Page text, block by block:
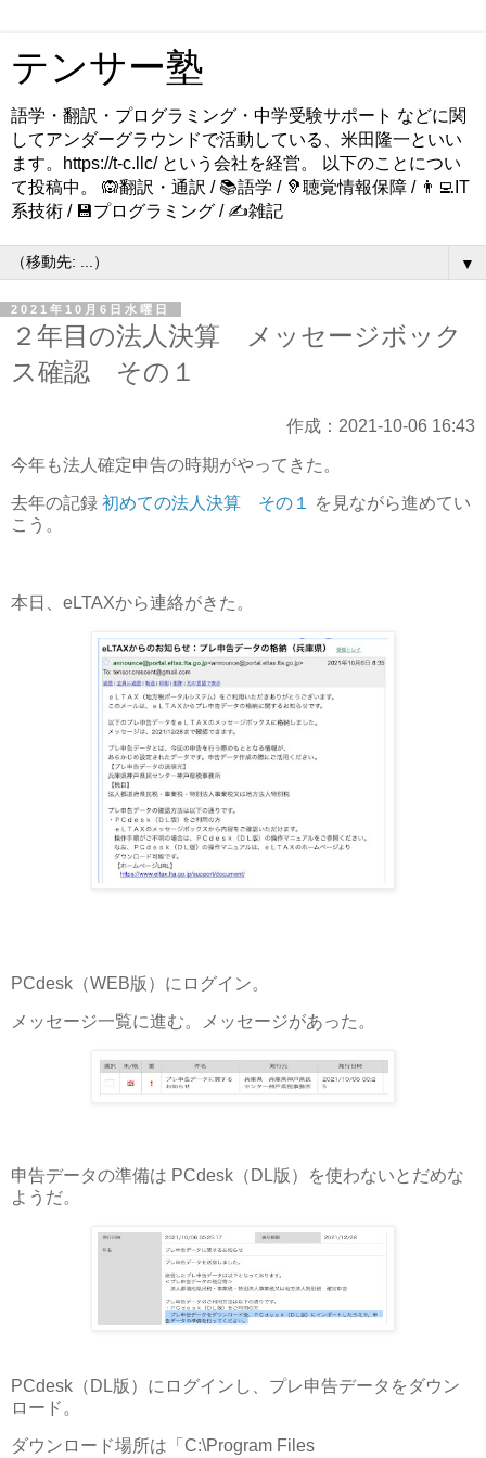
テンサー塾
語学・翻訳・プログラミング・中学受験サポート などに関
してアンダーグラウンドで活動している、米田隆一といい
ます。https://t-c.llc/ という会社を経営。 以下のことについ
て投稿中。 🙉翻訳・通訳 / 📚語学 / 🦻聴覚情報保障 / 👨‍💻IT
系技術 / 💾プログラミング / ✍️雑記
▼
2021年10月6日水曜日
２年目の法人決算 メッセージボック
ス確認 その１
作成：2021-10-06 16:43
今年も法人確定申告の時期がやってきた。
去年の記録 初めての法人決算 その１ を見ながら進めてい
こう。
本日、eLTAXから連絡がきた。
PCdesk（WEB版）にログイン。
メッセージ一覧に進む。メッセージがあった。
申告データの準備は PCdesk（DL版）を使わないとだめな
ようだ。
PCdesk（DL版）にログインし、プレ申告データをダウン
ロード。
ダウンロード場所は「C:\Program Files